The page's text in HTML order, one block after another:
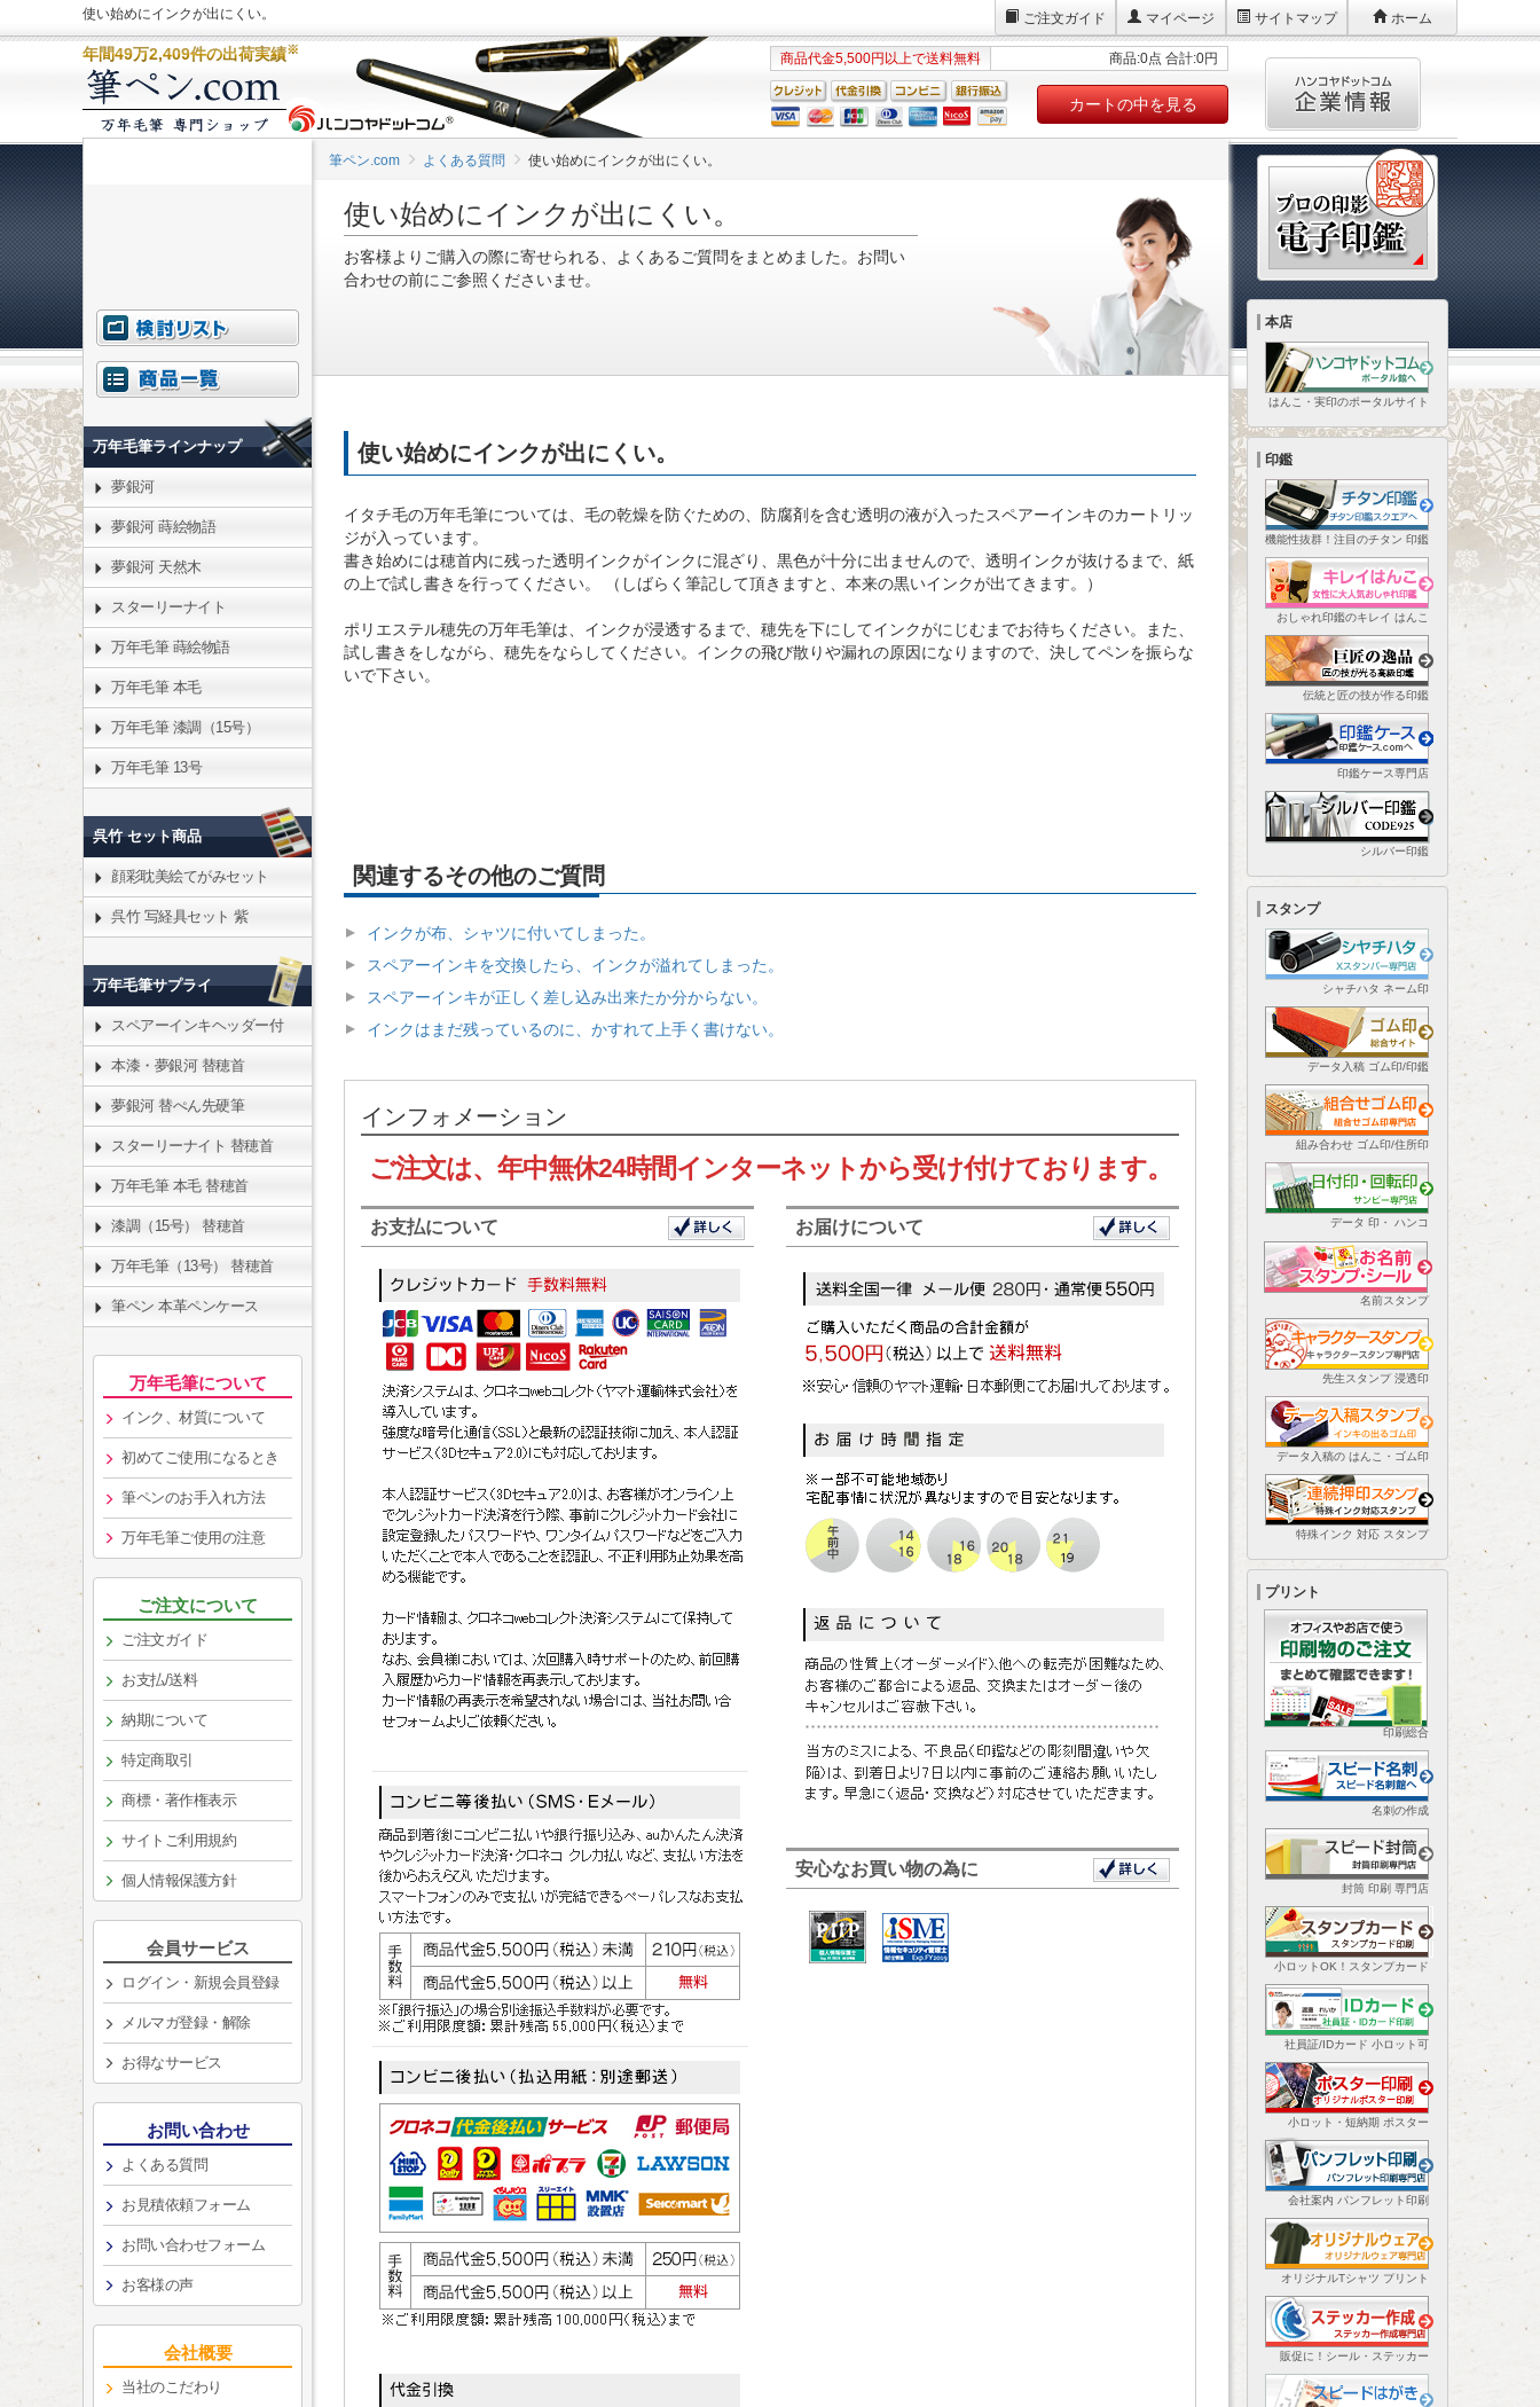
使い始めにインクが出にくい。 ご注文ガイド マイページ サイトマップ ホーム
年間49万2,409件の出荷実績※
商品代金5,500円以上で送料無料 商品:0点 合計:0円
カートの中を見る
筆ペン.com よくある質問 使い始めにインクが出にくい。
使い始めにインクが出にくい。
お客様よりご購入の際に寄せられる、よくあるご質問をまとめました。お問い
合わせの前にご参照くださいませ。
使い始めにインクが出にくい。
イタチ毛の万年毛筆については、毛の乾燥を防ぐための、防腐剤を含む透明の液が入ったスペアーインキのカートリッ
ジが入っています。
書き始めには穂首内に残った透明インクがインクに混ざり、黒色が十分に出ませんので、透明インクが抜けるまで、紙
の上で試し書きを行ってください。 （しばらく筆記して頂きますと、本来の黒いインクが出てきます。）
ポリエステル穂先の万年毛筆は、インクが浸透するまで、穂先を下にしてインクがにじむまでお待ちください。また、
試し書きをしながら、穂先をならしてください。インクの飛び散りや漏れの原因になりますので、決してペンを振らな
いで下さい。
関連するその他のご質問
インクが布、シャツに付いてしまった。
スペアーインキを交換したら、インクが溢れてしまった。
スペアーインキが正しく差し込み出来たか分からない。
インクはまだ残っているのに、かすれて上手く書けない。
インフォメーション
ご注文は、年中無休24時間インターネットから受け付けております。
お支払について お届けについて
安心なお買い物の為に
万年毛筆ラインナップ
夢銀河
夢銀河 蒔絵物語
夢銀河 天然木
スターリーナイト
万年毛筆 蒔絵物語
万年毛筆 本毛
万年毛筆 漆調（15号）
万年毛筆 13号
呉竹 セット商品
顔彩耽美絵てがみセット
呉竹 写経具セット 紫
万年毛筆サプライ
スペアーインキヘッダー付
本漆・夢銀河 替穂首
夢銀河 替ぺん先硬筆
スターリーナイト 替穂首
万年毛筆 本毛 替穂首
漆調（15号） 替穂首
万年毛筆（13号） 替穂首
筆ペン 本革ペンケース
万年毛筆について
インク、材質について
初めてご使用になるとき
筆ペンのお手入れ方法
万年毛筆ご使用の注意
ご注文について
ご注文ガイド
お支払/送料
納期について
特定商取引
商標・著作権表示
サイトご利用規約
個人情報保護方針
会員サービス
ログイン・新規会員登録
メルマガ登録・解除
お得なサービス
お問い合わせ
よくある質問
お見積依頼フォーム
お問い合わせフォーム
お客様の声
会社概要
当社のこだわり
本店
はんこ・実印のポータルサイト
印鑑
機能性抜群！注目のチタン 印鑑
おしゃれ印鑑のキレイ はんこ
伝統と匠の技が作る印鑑
印鑑ケース専門店
シルバー印鑑
スタンプ
シャチハタ ネーム印
データ入稿 ゴム印/印鑑
組み合わせ ゴム印/住所印
データ 印・ ハンコ
名前スタンプ
先生スタンプ 浸透印
データ入稿の はんこ・ゴム印
特殊インク 対応 スタンプ
プリント
印刷総合
名刺の作成
封筒 印刷 専門店
小ロットOK！スタンプカード
社員証/IDカード 小ロット可
小ロット・短納期 ポスター
会社案内 パンフレット印刷
オリジナルTシャツ プリント
販促に！シール・ステッカー